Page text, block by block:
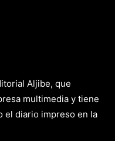
Aljibe, que
multimedia y tiene
el diario impreso en la